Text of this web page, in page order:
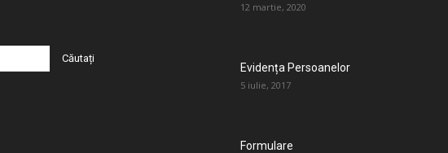
12 martie, 2020
Evidența Persoanelor
5 iulie, 2017
Formulare